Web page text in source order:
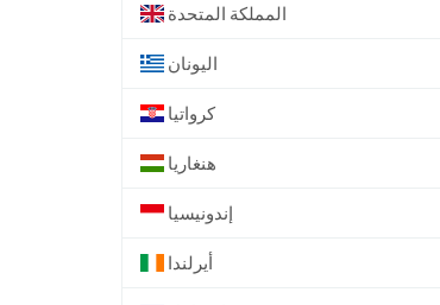
المملكة المتحدة
اليونان
كرواتيا
هنغاريا
إندونيسيا
أيرلندا